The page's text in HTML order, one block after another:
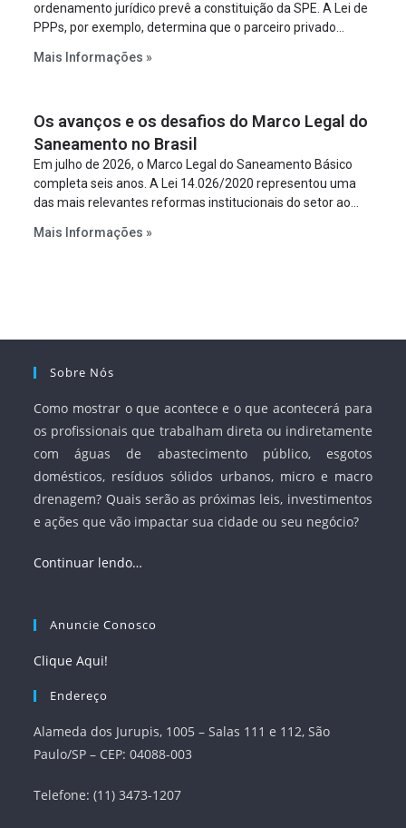
ordenamento jurídico prevê a constituição da SPE. A Lei de
PPPs, por exemplo, determina que o parceiro privado
empreendimento. Ou seja, a suposta “fraude à licitação” é
projeto a projeto.
Mais Informações »
Os avanços e os desafios do Marco Legal do
Saneamento no Brasil
Em julho de 2026, o Marco Legal do Saneamento Básico
completa seis anos. A Lei 14.026/2020 representou uma
das mais relevantes reformas institucionais do setor ao
serviços, ampliar a participação da iniciativa privada,
Mais Informações »
Sobre Nós
Como mostrar o que acontece e o que acontecerá para
os profissionais que trabalham direta ou indiretamente
com águas de abastecimento público, esgotos
domésticos, resíduos sólidos urbanos, micro e macro
drenagem? Quais serão as próximas leis, investimentos
e ações que vão impactar sua cidade ou seu negócio?
Continuar lendo…
Anuncie Conosco
Clique Aqui!
Endereço
Alameda dos Jurupis, 1005 – Salas 111 e 112, São
Paulo/SP – CEP: 04088-003
Telefone: (11) 3473-1207